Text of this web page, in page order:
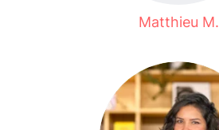
Matthieu M.